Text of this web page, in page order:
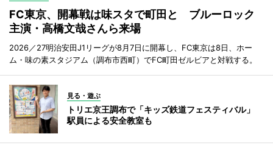
FC東京、開幕戦は味スタで町田と ブルーロック
主演・高橋文哉さんら来場
2026／27明治安田J1リーグが8月7日に開幕し、FC東京は8日、ホー
ム・味の素スタジアム（調布市西町）でFC町田ゼルビアと対戦する。
見る・遊ぶ
トリエ京王調布で「キッズ鉄道フェスティバル」
駅員による安全教室も